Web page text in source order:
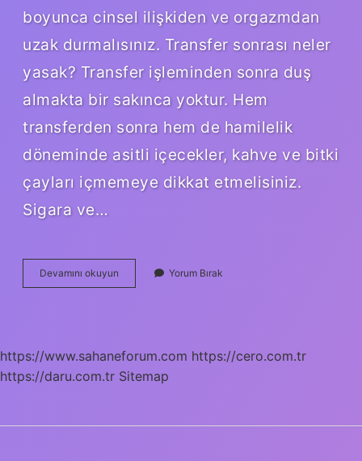
boyunca cinsel ilişkiden ve orgazmdan
uzak durmalısınız. Transfer sonrası neler
yasak? Transfer işleminden sonra duş
almakta bir sakınca yoktur. Hem
transferden sonra hem de hamilelik
döneminde asitli içecekler, kahve ve bitki
çayları içmemeye dikkat etmelisiniz.
Sigara ve…
Devamını okuyun Transfer
Sürecinde
Yorum Bırak
https://www.sahaneforum.com https://cero.com.tr
https://daru.com.tr Sitemap